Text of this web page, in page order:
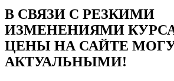
В СВЯЗИ С РЕЗКИМИ
ИЗМЕНЕНИЯМИ
ЦЕНЫ НА САЙТЕ
АКТУАЛЬНЫМИ!